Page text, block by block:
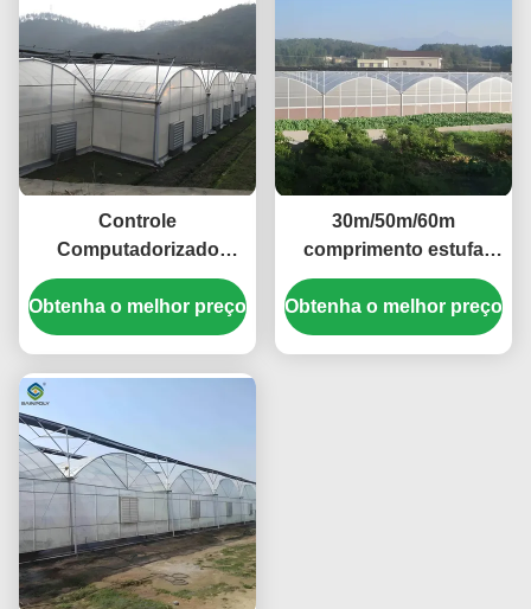
Controle
Computadorizado
Estufas Agropecuárias
Vegetais Estufas de
cultivo Tamanho
Obtenha o melhor preço
30m/50m/60m
comprimento estufa
multi-espans planta de
vegetais estufa de
película de plástico
Obtenha o melhor preço